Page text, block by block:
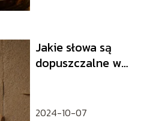
Jakie słowa są
dopuszczalne w
2024-10-07